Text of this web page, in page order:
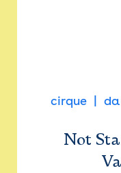
cirque
Not